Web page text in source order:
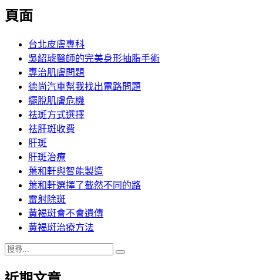
覽
頁面
台北皮膚專科
吳紹琥醫師的完美身形抽脂手術
專治肌膚問題
德尚汽車幫我找出電路問題
擺脫肌膚危機
祛斑方式選擇
祛肝斑收費
肝斑
肝斑治療
葉和軒與智能製造
葉和軒選擇了截然不同的路
雷射除斑
黃褐斑會不會遺傳
黃褐斑治療方法
搜